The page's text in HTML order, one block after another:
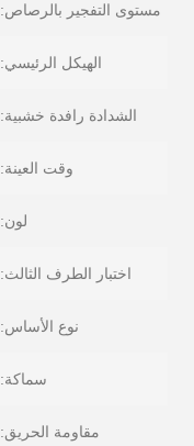
مستوى التفجير بالرصاص:
الهيكل الرئيسي:
الشدادة رافدة خشبية:
وقت العينة:
لون:
اختبار الطرف الثالث:
نوع الأساس:
سماكة:
مقاومة الحريق: